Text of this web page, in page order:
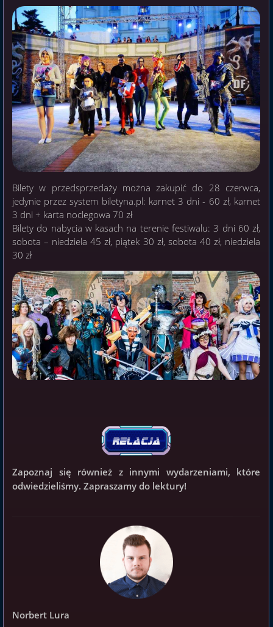
Bilety w przedsprzedaży można zakupić do 28 czerwca,
jedynie przez system biletyna.pl: karnet 3 dni - 60 zł, karnet
3 dni + karta noclegowa 70 zł
Bilety do nabycia w kasach na terenie festiwalu: 3 dni 60 zł,
sobota – niedziela 45 zł, piątek 30 zł, sobota 40 zł, niedziela
30 zł
Zapoznaj się również z innymi wydarzeniami, które
odwiedzieliśmy. Zapraszamy do lektury!
Norbert Lura